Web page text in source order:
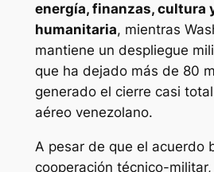
energía, finanzas, cultura
humanitaria, mientras
mantiene un despliegue
que ha dejado más de 80
generado el cierre casi
aéreo venezolano.
A pesar de que el acuerdo
cooperación técnico-